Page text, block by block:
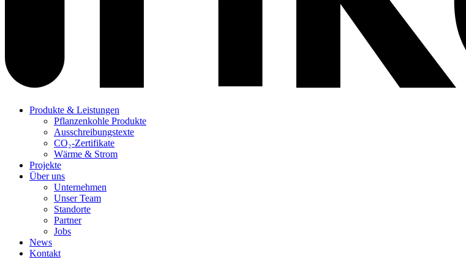
Produkte & Leistungen
Pflanzenkohle Produkte
Ausschreibungstexte
CO₂-Zertifikate
Wärme & Strom
Projekte
Über uns
Unternehmen
Unser Team
Standorte
Partner
Jobs
News
Kontakt